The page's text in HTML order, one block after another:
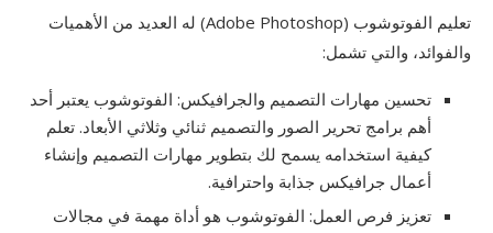
تعليم الفوتوشوب (Adobe Photoshop) له العديد من الأهميات
والفوائد، والتي تشمل:
تحسين مهارات التصميم والجرافيكس: الفوتوشوب يعتبر أحد
أهم برامج تحرير الصور والتصميم ثنائي وثلاثي الأبعاد. تعلم
كيفية استخدامه يسمح لك بتطوير مهارات التصميم وإنشاء
أعمال جرافيكس جذابة واحترافية.
تعزيز فرص العمل: الفوتوشوب هو أداة مهمة في مجالات